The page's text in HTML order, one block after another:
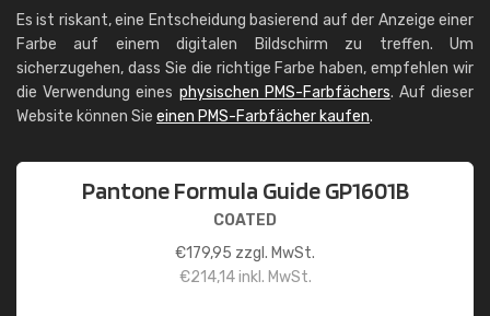
Es ist riskant, eine Entscheidung basierend auf der Anzeige einer
Farbe auf einem digitalen Bildschirm zu treffen. Um
sicherzugehen, dass Sie die richtige Farbe haben, empfehlen wir
die Verwendung eines physischen PMS-Farbfächers. Auf dieser
Website können Sie einen PMS-Farbfächer kaufen.
Pantone Formula Guide GP1601B
COATED
€179,95 zzgl. MwSt.
€214,14inkl. MwSt.